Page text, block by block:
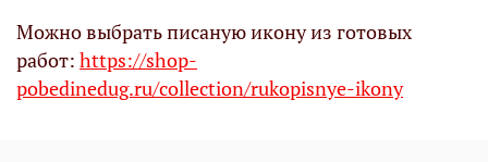
Можно выбрать писаную икону из готовых
работ: https://shop-
pobedinedug.ru/collection/rukopisnye-ikony